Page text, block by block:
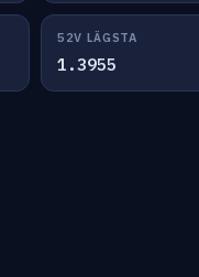
52V LÄGSTA
1.3955